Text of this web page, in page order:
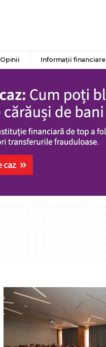
Opinii Informații financiare